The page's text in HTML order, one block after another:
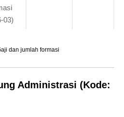
03)
dan jumlah formasi
Administrasi (Kode: